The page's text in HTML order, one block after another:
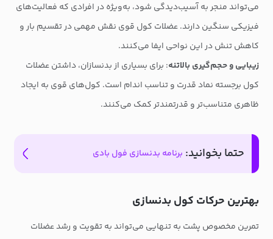
می‌تواند منجر به آسیب‌دیدگی شود، به‌ویژه در افرادی که فعالیت‌های
فیزیکی سنگین دارند. عضلات کول قوی نقش مهمی در تقسیم بار و
کاهش تنش در این نواحی ایفا می‌کنند.
زیبایی و حجم‌گیری بالاتنه: برای بسیاری از بدنسازان، داشتن عضلات
کول برجسته نماد قدرت و تناسب اندام است. کول‌های قوی به ایجاد
ظاهری متناسب‌تر و قدرتمندتر کمک می‌کنند.
حتما بخوانید: برنامه بدنسازی فول بادی
بهترین حرکات کول بدنسازی
تمرین مخصوص پشت به تنهایی می‌تواند به تقویت و رشد عضلات